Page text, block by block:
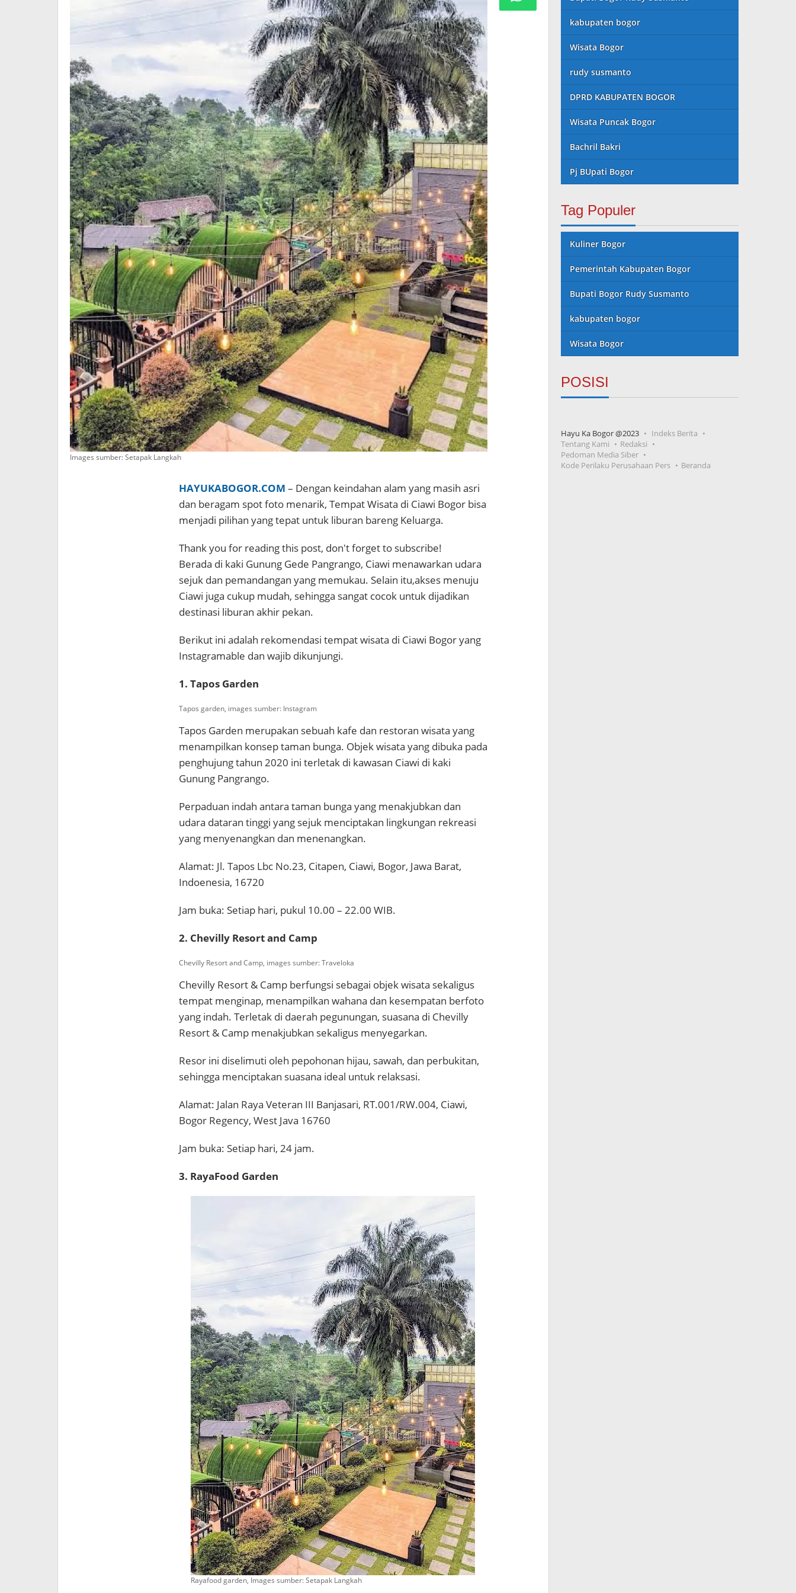
Images sumber: Setapak Langkah
HAYUKABOGOR.COM – Dengan keindahan alam yang masih asri
dan beragam spot foto menarik, Tempat Wisata di Ciawi Bogor bisa
menjadi pilihan yang tepat untuk liburan bareng Keluarga.
Thank you for reading this post, don't forget to subscribe!
Berada di kaki Gunung Gede Pangrango, Ciawi menawarkan udara
sejuk dan pemandangan yang memukau. Selain itu,akses menuju
Ciawi juga cukup mudah, sehingga sangat cocok untuk dijadikan
destinasi liburan akhir pekan.
Berikut ini adalah rekomendasi tempat wisata di Ciawi Bogor yang
Instagramable dan wajib dikunjungi.
1. Tapos Garden
Tapos garden, images sumber: Instagram
Tapos Garden merupakan sebuah kafe dan restoran wisata yang
menampilkan konsep taman bunga. Objek wisata yang dibuka pada
penghujung tahun 2020 ini terletak di kawasan Ciawi di kaki
Gunung Pangrango.
Perpaduan indah antara taman bunga yang menakjubkan dan
udara dataran tinggi yang sejuk menciptakan lingkungan rekreasi
yang menyenangkan dan menenangkan.
Alamat: Jl. Tapos Lbc No.23, Citapen, Ciawi, Bogor, Jawa Barat,
Indoenesia, 16720
Jam buka: Setiap hari, pukul 10.00 – 22.00 WIB.
2. Chevilly Resort and Camp
Chevilly Resort and Camp, images sumber: Traveloka
Chevilly Resort & Camp berfungsi sebagai objek wisata sekaligus
tempat menginap, menampilkan wahana dan kesempatan berfoto
yang indah. Terletak di daerah pegunungan, suasana di Chevilly
Resort & Camp menakjubkan sekaligus menyegarkan.
Resor ini diselimuti oleh pepohonan hijau, sawah, dan perbukitan,
sehingga menciptakan suasana ideal untuk relaksasi.
Alamat: Jalan Raya Veteran III Banjasari, RT.001/RW.004, Ciawi,
Bogor Regency, West Java 16760
Jam buka: Setiap hari, 24 jam.
3. RayaFood Garden
Rayafood garden, Images sumber: Setapak Langkah
kabupaten bogor
Wisata Bogor
rudy susmanto
DPRD KABUPATEN BOGOR
Wisata Puncak Bogor
Bachril Bakri
Pj BUpati Bogor
Tag Populer
Kuliner Bogor
Pemerintah Kabupaten Bogor
Bupati Bogor Rudy Susmanto
kabupaten bogor
Wisata Bogor
POSISI
Hayu Ka Bogor @2023
Indeks Berita
Tentang Kami
Redaksi
Pedoman Media Siber
Kode Perilaku Perusahaan Pers
Beranda